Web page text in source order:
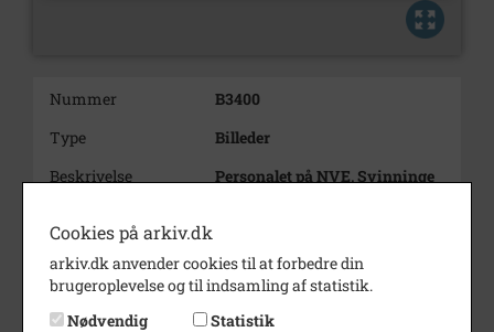
Nummer
B3400
Type
Billeder
Beskrivelse
Personalet på NVE, Svinninge
Årstal
1945
Dateringsnote
5. maj 1945
Cookies på arkiv.dk
arkiv.dk anvender cookies til at forbedre din
brugeroplevelse og til indsamling af statistik.
Nødvendig
Statistik